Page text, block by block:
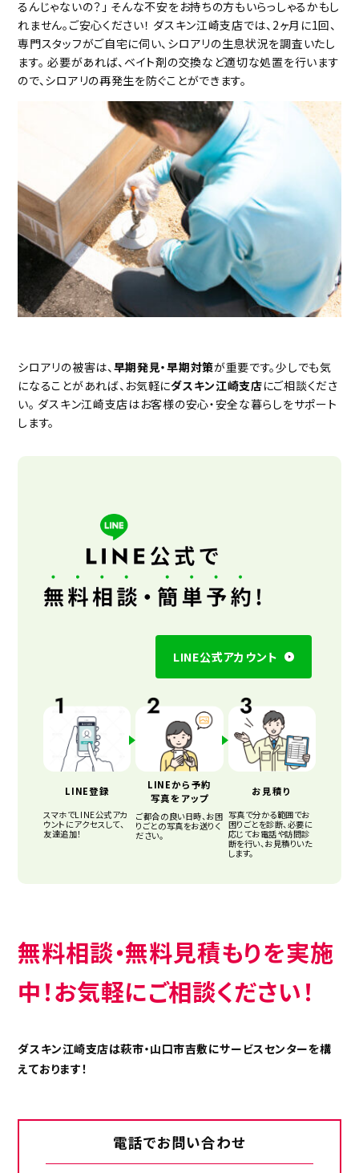
るんじゃないの？」 そんな不安をお持ちの方もいらっしゃるかもし
れません。ご安心ください！ ダスキン江崎支店では、2ヶ月に1回、
専門スタッフがご自宅に伺い、シロアリの生息状況を調査いたし
ます。 必要があれば、ベイト剤の交換など適切な処置を行います
ので、シロアリの再発生を防ぐことができます。
シロアリの被害は、 早期発見・早期対策が重要です。少しでも気
になることがあれば、お気軽にダスキン江崎支店にご相談くださ
い。 ダスキン江崎支店はお客様の安心・安全な暮らしをサポート
します。
LINE公式アカウント
LINE登録
スマホでLINE公式アカ
ウントにアクセスして、
友達追加！
LINEから予約
写真をアップ
ご都合の良い日時、お困
りごとの写真をお送りく
ださい。
お見積り
写真で分かる範囲でお
困りごとを診断、必要に
応じてお電話や訪問診
断を行い、お見積りいた
します。
無料相談・無料見積もりを実施
中！お気軽にご相談ください！
ダスキン江崎支店は萩市・山口市吉敷にサービスセンターを構
えております！
電話でお問い合わせ